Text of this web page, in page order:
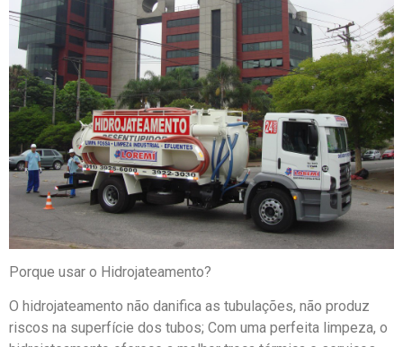
Porque usar o Hidrojateamento?
O hidrojateamento não danifica as tubulações, não produz
riscos na superfície dos tubos; Com uma perfeita limpeza, o